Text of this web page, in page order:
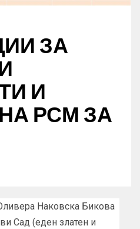
ЗА
И
РСМ ЗА
Наковска Бикова
Сад (еден златен и